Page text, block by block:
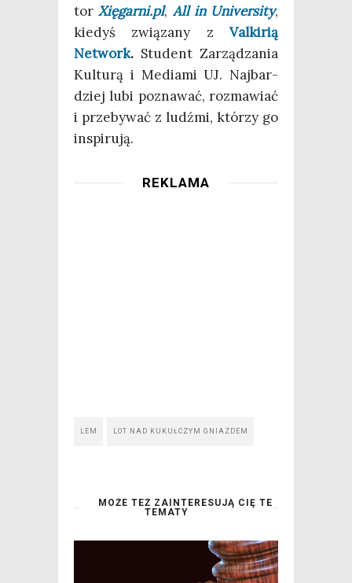
torXięgarni.pl, All in Uni­ver­si­ty,
kie­dyś zwią­za­ny z Val­ki­rią
Network. Stu­dent Zarzą­dza­nia
Kul­tu­rą i Media­mi UJ. Naj­bar­
dziej lubi pozna­wać, roz­ma­wiać
i prze­by­wać z ludź­mi, któ­rzy go
inspirują.
REKLAMA
LEM LOT NAD KUKUŁCZYM GNIAZDEM
MOŻE TEŻ ZAINTERESUJĄ CIĘ TE
TEMATY